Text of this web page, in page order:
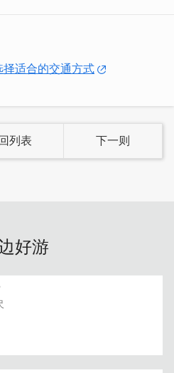
贴心的老板在民宿备好周全的
具到蓝芽喇叭甚至面膜，应有
适合的交通方式
回列表 下一则
好游